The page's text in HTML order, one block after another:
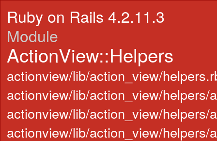
Ruby on Rails 4.2.11.3
Module
ActionView::Helpers
actionview/lib/action_view/
actionview/lib/action_view/helpers/
actionview/lib/action_view/helpers/
actionview/lib/action_view/helpers/